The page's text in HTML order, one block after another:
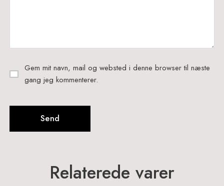
Gem mit navn, mail og websted i denne browser til næste
gang jeg kommenterer.
Relaterede varer